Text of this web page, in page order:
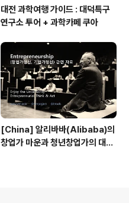
대전 과학여행 가이드 : 대덕특구
연구소 투어 + 과학카페 쿠아
[China] 알리바바(Alibaba)의
창업가 마운과 청년창업가의 대담